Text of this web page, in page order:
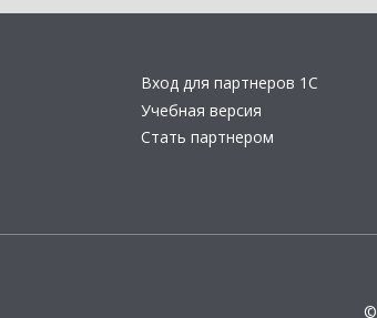
Вход для партнеров 1С
Учебная версия
Стать партнером
©